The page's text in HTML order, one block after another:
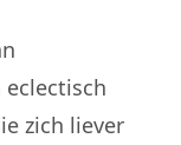
zich liever